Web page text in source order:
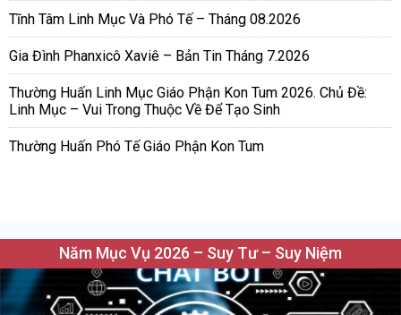
Tĩnh Tâm Linh Mục Và Phó Tế – Tháng 08.2026
Gia Đình Phanxicô Xaviê – Bản Tin Tháng 7.2026
Thường Huấn Linh Mục Giáo Phận Kon Tum 2026. Chủ Đề:
Linh Mục – Vui Trong Thuộc Về Để Tạo Sinh
Thường Huấn Phó Tế Giáo Phận Kon Tum
Năm Mục Vụ 2026 – Suy Tư – Suy Niệm